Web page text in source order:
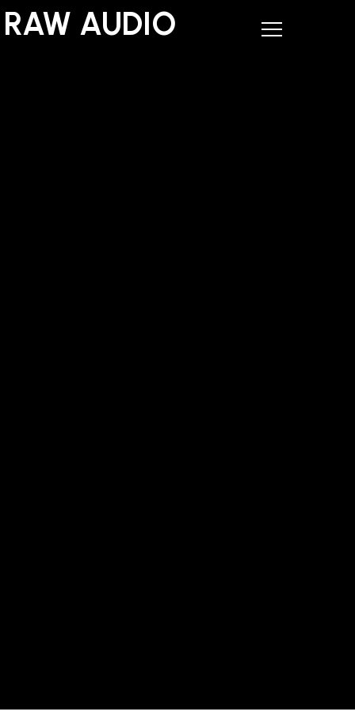
RAW AUDIO
RAW AUDIO